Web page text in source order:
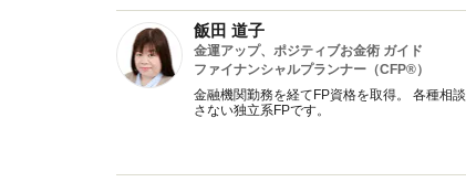
飯田 道子
金運アップ、ポジティブお金術 ガイド
ファイナンシャルプランナー（CFP®）
金融機関勤務を経てFP資格を取得。 各種相
さない独立系FPです。